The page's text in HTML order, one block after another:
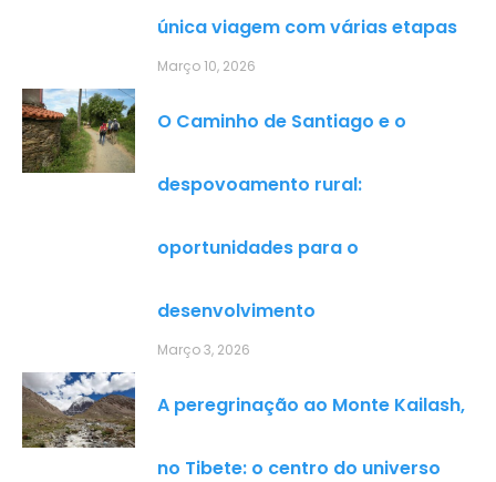
única viagem com várias etapas
Março 10, 2026
O Caminho de Santiago e o
despovoamento rural:
oportunidades para o
desenvolvimento
Março 3, 2026
A peregrinação ao Monte Kailash,
no Tibete: o centro do universo